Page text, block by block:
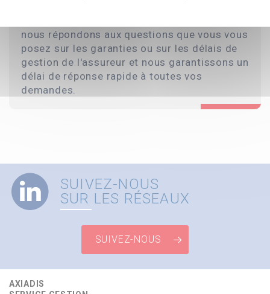
nous répondons aux questions que vous vous
posez sur les garanties ou sur les délais de
gestion de l'assureur et nous garantissons un
délai de réponse rapide à toutes vos
demandes.
SUIVEZ-NOUS
SUR LES RÉSEAUX
SUIVEZ-NOUS
AXIADIS